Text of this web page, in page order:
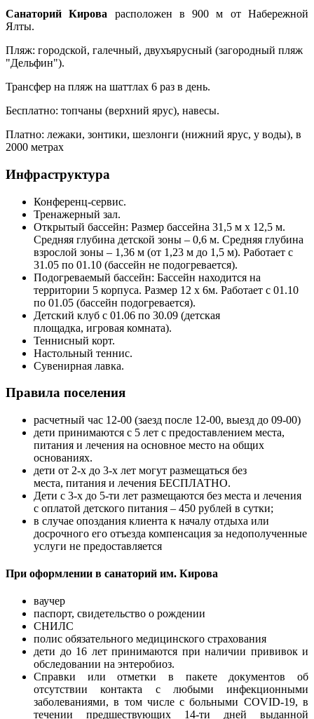
Санаторий Кирова расположен в 900 м от Набережной
Ялты.
Пляж: городской, галечный, двухъярусный (загородный пляж
"Дельфин").
Трансфер на пляж на шаттлах 6 раз в день.
Бесплатно: топчаны (верхний ярус), навесы.
Платно: лежаки, зонтики, шезлонги (нижний ярус, у воды), в
2000 метрах
Инфраструктура
Конференц-сервис.
Тренажерный зал.
Открытый бассейн: Размер бассейна 31,5 м х 12,5 м.
Средняя глубина детской зоны – 0,6 м. Средняя глубина
взрослой зоны – 1,36 м (от 1,23 м до 1,5 м). Работает с
31.05 по 01.10 (бассейн не подогревается).
Подогреваемый бассейн: Бассейн находится на
территории 5 корпуса. Размер 12 х 6м. Работает с 01.10
по 01.05 (бассейн подогревается).
Детский клуб с 01.06 по 30.09 (детская
площадка, игровая комната).
Теннисный корт.
Настольный теннис.
Сувенирная лавка.
Правила поселения
расчетный час 12-00 (заезд после 12-00, выезд до 09-00)
дети принимаются с 5 лет с предоставлением места,
питания и лечения на основное место на общих
основаниях.
дети от 2-х до 3-х лет могут размещаться без
места, питания и лечения БЕСПЛАТНО.
Дети с 3-х до 5-ти лет размещаются без места и лечения
с оплатой детского питания – 450 рублей в сутки;
в случае опоздания клиента к началу отдыха или
досрочного его отъезда компенсация за недополученные
услуги не предоставляется
При оформлении в санаторий им. Кирова
ваучер
паспорт, свидетельство о рождении
СНИЛС
полис обязательного медицинского страхования
дети до 16 лет принимаются при наличии прививок и
обследовании на энтеробиоз.
Справки или отметки в пакете документов об
отсутствии контакта с любыми инфекционными
заболеваниями, в том числе с больными COVID-19, в
течении предшествующих 14-ти дней выданной